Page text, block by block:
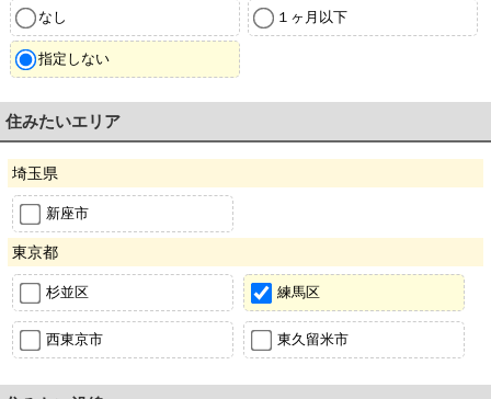
なし １ヶ月以下
指定しない
住みたいエリア
埼玉県
新座市
東京都
杉並区 練馬区
西東京市 東久留米市